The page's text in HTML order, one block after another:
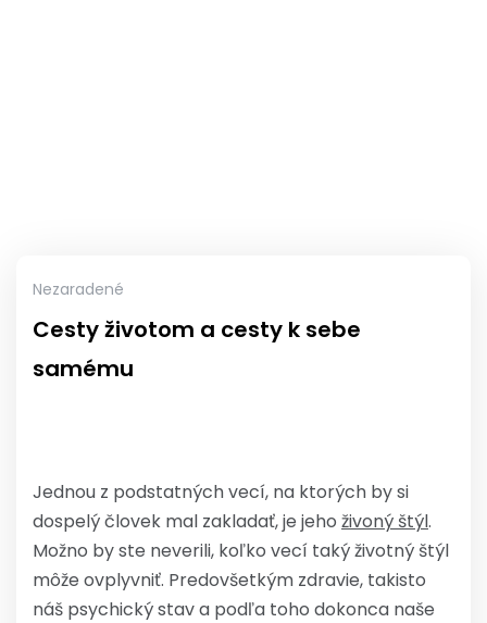
Nezaradené
Cesty životom a cesty k sebe
samému
Jednou z podstatných vecí, na ktorých by si
dospelý človek mal zakladať, je jeho živoný štýl.
Možno by ste neverili, koľko vecí taký životný štýl
môže ovplyvniť. Predovšetkým zdravie, takisto
náš psychický stav a podľa toho dokonca naše